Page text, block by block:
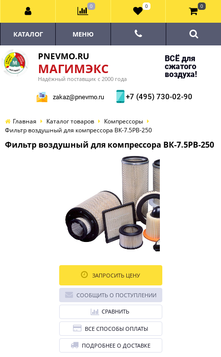
PNEVMO.RU
МАГИМЭКС
Надёжный поставщик с 2000 года
ВСЁ для
сжатого
воздуха!
zakaz@pnevmo.ru +7 (495) 730-02-90
КАТАЛОГ МЕНЮ
Главная Каталог товаров
Компрессоры
Фильтр воздушный для компрессора ВК-7.5РВ-250
Фильтр воздушный для компрессора ВК-7.5РВ-250
ЗАПРОСИТЬ ЦЕНУ
СООБЩИТЬ О ПОСТУПЛЕНИИ
СРАВНИТЬ
ВСЕ СПОСОБЫ ОПЛАТЫ
ПОДРОБНЕЕ О ДОСТАВКЕ
0 0 0